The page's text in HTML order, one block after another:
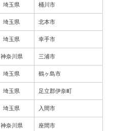
埼玉県 桶川市
埼玉県 北本市
埼玉県 幸手市
神奈川県 三浦市
埼玉県 鶴ヶ島市
埼玉県 足立郡伊奈町
埼玉県 入間市
神奈川県 座間市